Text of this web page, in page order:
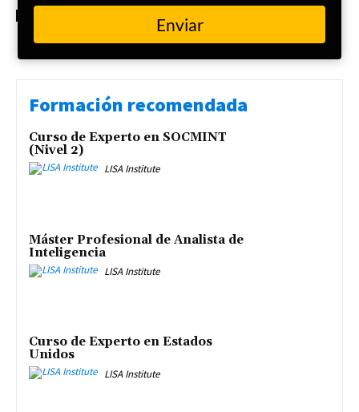
Formación recomendada
Curso de Experto en SOCMINT
(Nivel 2)
LISA Institute
Máster Profesional de Analista de
Inteligencia
LISA Institute
Curso de Experto en Estados
Unidos
LISA Institute
email
Enviar